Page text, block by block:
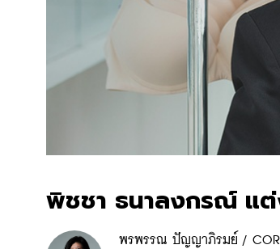
พิชชา ธนาลงกรณ์ แ
พรพรรณ ปัญญาภิรมย์ /